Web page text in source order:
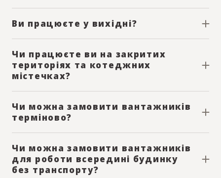
Ви працюєте у вихідні?
Чи працюєте ви на закритих
територіях та котеджних
містечках?
Чи можна замовити вантажників
терміново?
Чи можна замовити вантажників
для роботи всередині будинку
без транспорту?